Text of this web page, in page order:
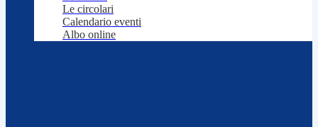
Le circolari
Calendario eventi
Albo online